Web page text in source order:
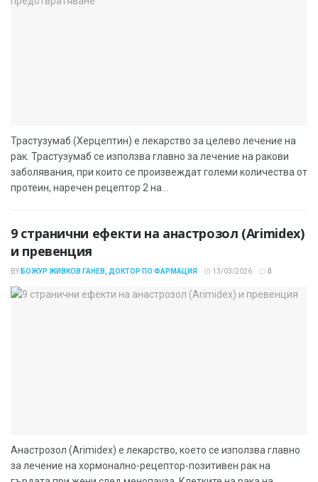
Трастузумаб (Херцептин) е лекарство за целево лечение на
рак. Трастузумаб се използва главно за лечение на ракови
заболявания, при които се произвеждат големи количества от
протеин, наречен рецептор 2 на...
9 странични ефекти на анастрозол (Arimidex)
и превенция
BY БОЖУР ЖИВКОВ ГАНЕВ, ДОКТОР ПО ФАРМАЦИЯ 13/03/2026 0
Анастрозол (Arimidex) е лекарство, което се използва главно
за лечение на хормонално-рецептор-позитивен рак на